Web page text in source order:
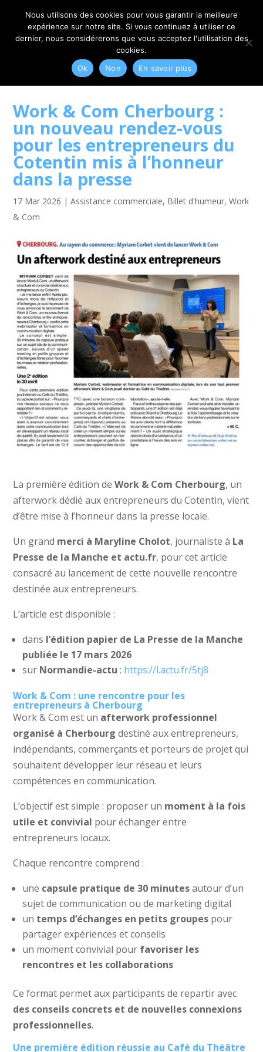
06 79 42 10 00 CONTACT@MYRIAM-CORBET.NET
Work & Com Cherbourg :
un nouveau rendez-vous
pour les entrepreneurs du
Cotentin mis à l’honneur
dans la presse
17 Mar 2026 |Assistance commerciale, Billet d'humeur,Work
& Com
La première édition deWork & Com Cherbourg, un
afterwork dédié aux entrepreneurs du Cotentin, vient
d’être mise à l’honneur dans la presse locale.
Un grand merci à Maryline Cholot, journaliste à La
Presse de la Manche et actu.fr, pour cet article
consacré au lancement de cette nouvelle rencontre
destinée aux entrepreneurs.
L’article est disponible :
dans l’édition papier de La Presse de la Manche
publiée le 17 mars 2026
sur Normandie-actu : https://l.actu.fr/5tj8
Work & Com : une rencontre pour les
entrepreneurs à Cherbourg
Work & Com est un afterwork professionnel
organisé à Cherbourg destiné aux entrepreneurs,
indépendants, commerçants et porteurs de projet qui
souhaitent développer leur réseau et leurs
compétences en communication.
L’objectif est simple : proposer un moment à la fois
utile et convivial pour échanger entre
entrepreneurs locaux.
Chaque rencontre comprend :
une capsule pratique de 30 minutesautour d’un
sujet de communication ou de marketing digital
un temps d’échanges en petits groupes pour
partager expériences et conseils
un moment convivial pour favoriser les
rencontres et les collaborations
Ce format permet aux participants de repartir avec
des conseils concrets et de nouvelles connexions
professionnelles.
Une première édition réussie au Café du Théâtre
Nous utilisons des cookies pour vous garantir la meilleure
expérience sur notre site. Si vous continuez à utiliser ce
dernier, nous considérerons que vous acceptez l'utilisation des
cookies.
Ok
Non En savoir plus